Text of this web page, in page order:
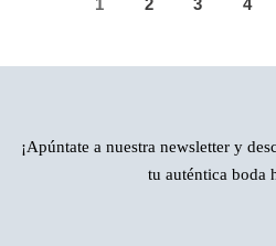
1 2 3 4
¡Apúntate a nuestra newsletter y
tu auténtica boda